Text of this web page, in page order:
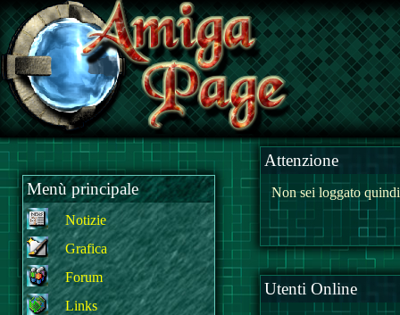
Menù principale
Notizie
Grafica
Forum
Links
Attenzione
Non sei loggato
Utenti Online